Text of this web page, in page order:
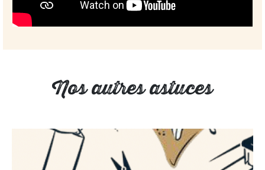
Nos autres astuces